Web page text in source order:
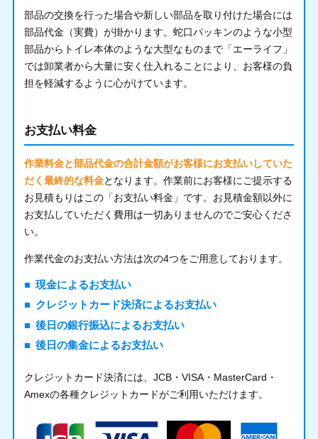
部品の交換を行った場合や新しい部品を取り付けた場合には
部品代金（実費）が掛かります。蛇口パッキンのような小型
部品からトイレ本体のような大型なものまで「エーライフ」
では卸業者から大量に安く仕入れることにより、お客様の負
担を軽減するように心がけています。
お支払い料金
作業料金と部品代金の合計金額がお客様にお支払いしていた
だく最終的な料金となります。作業前にお客様にご提示する
お見積もりはこの「お支払い料金」です。お見積金額以外に
お支払していただく費用は一切ありませんのでご安心くださ
い。
作業代金のお支払い方法は次の4つをご用意しております。
現金によるお支払い
クレジットカード決済によるお支払い
後日の銀行振込によるお支払い
後日の集金によるお支払い
クレジットカード決済には、JCB・VISA・MasterCard・
Amexの各種クレジットカードがご利用いただけます。